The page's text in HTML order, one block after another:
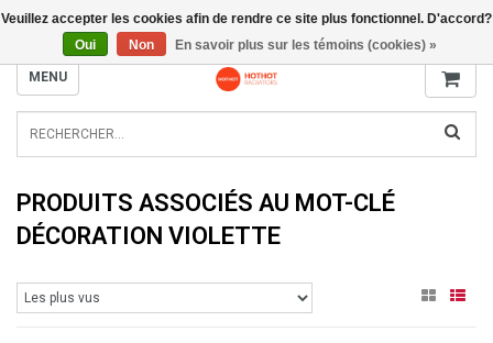
INFO@RADIATORS.SHOP
MENU
PRODUITS ASSOCIÉS AU MOT-CLÉ
DÉCORATION VIOLETTE
Veuillez accepter les cookies afin de rendre ce site plus fonctionnel. D'accord?
Oui
Non En savoir plus sur les témoins (cookies) »